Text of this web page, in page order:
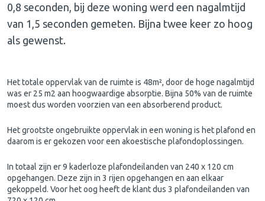
0,8 seconden, bij deze woning werd een nagalmtijd
van 1,5 seconden gemeten. Bijna twee keer zo hoog
als gewenst.
Het totale oppervlak van de ruimte is 48m², door de hoge nagalmtijd
was er 25 m2 aan hoogwaardige absorptie. Bijna 50% van de ruimte
moest dus worden voorzien van een absorberend product.
Het grootste ongebruikte oppervlak in een woning is het plafond en
daarom is er gekozen voor een akoestische plafondoplossingen.
In totaal zijn er 9 kaderloze plafondeilanden van 240 x 120 cm
opgehangen. Deze zijn in 3 rijen opgehangen en aan elkaar
gekoppeld. Voor het oog heeft de klant dus 3 plafondeilanden van